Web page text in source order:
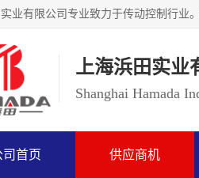
上海浜田实业
Shanghai Hamada
司首页 供应商机